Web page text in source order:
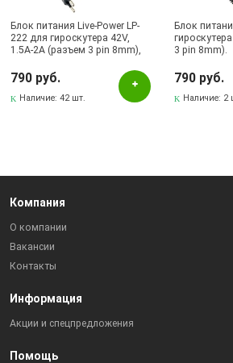
Блок питания Live-Power LP-
222 для гироскутера 42V,
1.5A-2A (разъем 3 pin 8mm),
790 руб.
Наличие:42 шт.
Блок
3 pin 8mm).
790 руб.
Наличие: 2
Компания
О компании
Вакансии
Контакты
Информация
Акции и спецпредложения
Помощь